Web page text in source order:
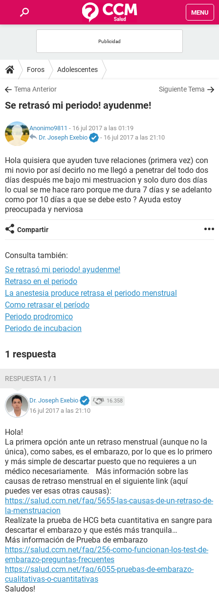
MENU
FOROS
SALUD
NUTRICIÓN
BIENESTAR
SEXUALIDAD
GLOSARIO
Foros Adolescentes
Tema Anterior Siguiente Tema
Se retrasó mi periodo! ayudenme!
Anonimo9811 - 16 jul 2017 a las 01:19
Dr. Joseph Exebio
- 16 jul 2017 a las 21:10
Hola quisiera que ayuden tuve relaciones (primera vez) con
mi novio por así decirlo no me llegó a penetrar del todo dos
días después me bajo mi mestruacion y solo duro dos días
lo cual se me hace raro porque me dura 7 días y se adelanto
como por 10 días a que se debe esto ? Ayuda estoy
preocupada y nerviosa
Compartir
Consulta también:
Se retrasó mi periodo! ayudenme!
Retraso en el periodo
La anestesia produce retrasa el periodo menstrual
Como retrasar el período
Periodo prodromico
Periodo de incubacion
1 respuesta
RESPUESTA 1 / 1
Dr. Joseph Exebio 16.358
16 jul 2017 a las 21:10
Hola!
La primera opción ante un retraso menstrual (aunque no la
única), como sabes, es el embarazo, por lo que es lo primero
y más simple de descartar puesto que no requieres a un
médico necesariamente. Más información sobre las
causas de retraso menstrual en el siguiente link (aquí
puedes ver esas otras causas):
https://salud.ccm.net/faq/5655-las-causas-de-un-retraso-de-
la-menstruacion
Realízate la prueba de HCG beta cuantitativa en sangre para
descartar el embarazo y que estés más tranquila…
Más información de Prueba de embarazo
https://salud.ccm.net/faq/256-como-funcionan-los-test-de-
embarazo-preguntas-frecuentes
https://salud.ccm.net/faq/6055-pruebas-de-embarazo-
cualitativas-o-cuantitativas
Saludos!